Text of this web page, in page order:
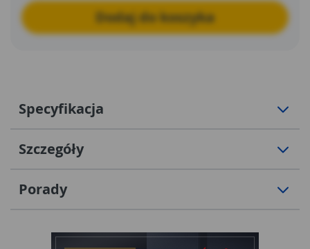
Dodaj do koszyka
Specyfikacja
Szczegóły
Porady